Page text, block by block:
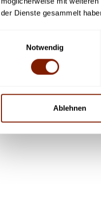
der Dienste gesammelt
Notwendig
Ablehnen